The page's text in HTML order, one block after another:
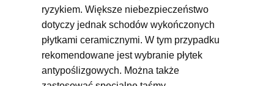
ryzykiem. Większe niebezpieczeństwo
dotyczy jednak schodów wykończonych
płytkami ceramicznymi. W tym przypadku
rekomendowane jest wybranie płytek
antypoślizgowych. Można także